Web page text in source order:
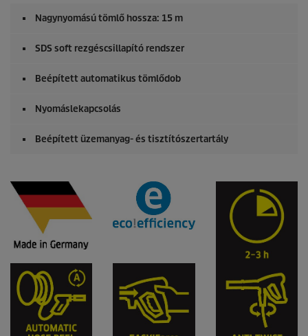
Nagynyomású tömlő hossza: 15 m
SDS soft rezgéscsillapító rendszer
Beépített automatikus tömlődob
Nyomáslekapcsolás
Beépített üzemanyag- és tisztítószertartály